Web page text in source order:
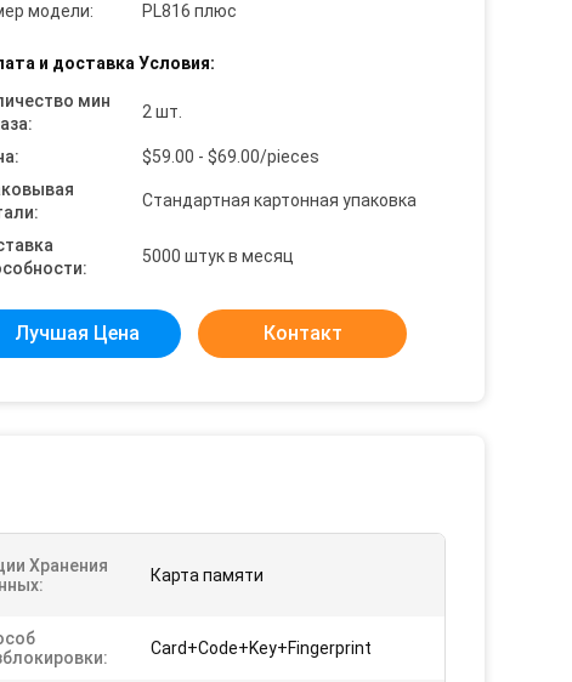
модели:
PL816 плюс
и доставка Условия:
мин
2 шт.
$59.00 - $69.00/pieces
Стандартная картонная упаковка
5000 штук в месяц
Лучшая Цена Контакт
Хранения
Карта памяти
Card+Code+Key+Fingerprint